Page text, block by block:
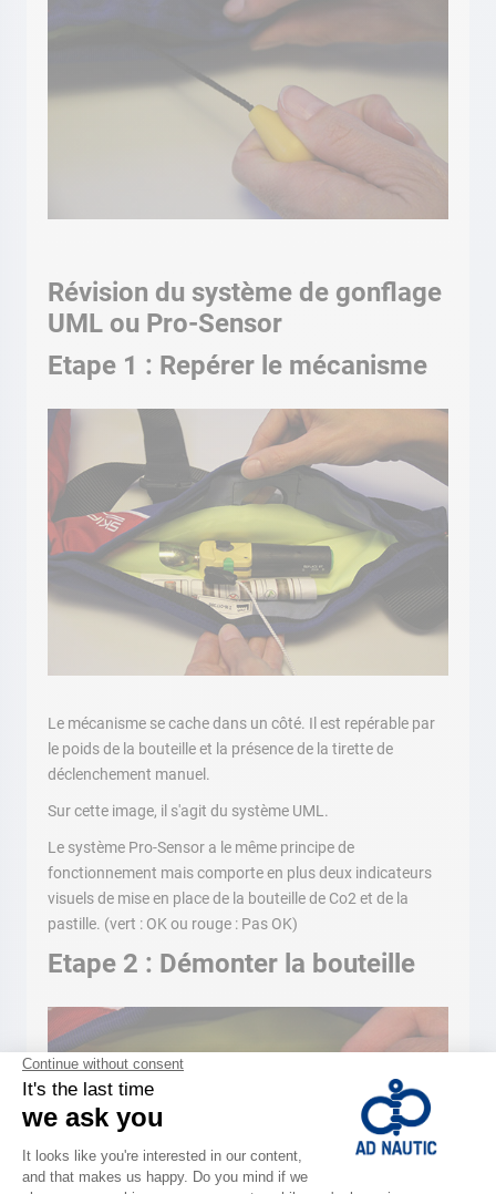
Révision du système de gonflage
UML ou Pro-Sensor
Etape 1 : Repérer le mécanisme
Le mécanisme se cache dans un côté. Il est repérable par
le poids de la bouteille et la présence de la tirette de
déclenchement manuel.
Sur cette image, il s'agit du système UML.
Le système Pro-Sensor a le même principe de
fonctionnement mais comporte en plus deux indicateurs
visuels de mise en place de la bouteille de Co2 et de la
pastille. (vert : OK ou rouge : Pas OK)
Etape 2 : Démonter la bouteille